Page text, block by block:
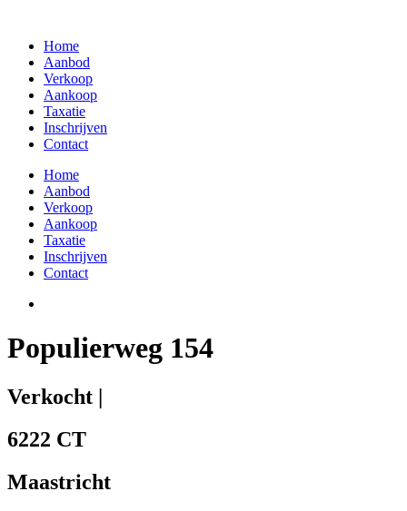
contentHome
Aanbod
Verkoop
Aankoop
Taxatie
Inschrijven
Contact
Home
Aanbod
Verkoop
Aankoop
Taxatie
Inschrijven
Contact
Populierweg 154
Verkocht |
6222 CT
Maastricht